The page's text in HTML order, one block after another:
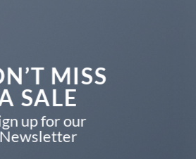
MISS
SALE
up for our
Newsletter